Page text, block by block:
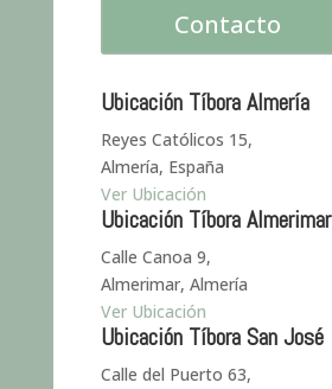
Contacto
Ubicación Tíbora Almería
Reyes Católicos 15,
Almería, España
Ver Ubicación
Ubicación Tíbora Almerimar
Calle Canoa 9,
Almerimar, Almería
Ver Ubicación
Ubicación Tíbora San José
Calle del Puerto 63,